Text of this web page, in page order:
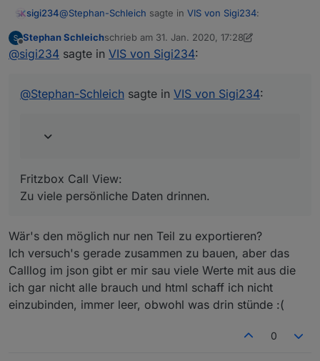
VIEW_Heizung_1_sigi234.txt
View_Hue_Sigi234.txt
sigi234@Stephan-Schleich sagte in VIS von Sigi234:
Ich hätte noch Interesse an deiner Fritzbox Call
Screenshots sehe
Zu viele persönliche Daten drinnen.
Offline
Stephan Schleichschrieb am 31. Jan. 2020, 17:28
zuletzt editiert von Stephan Schleich
@sigi234 sagte in VIS von Sigi234:
@Stephan-Schleich sagte in VIS von Sigi234:
Fritzbox Call View:
Zu viele persönliche Daten drinnen.
Wär's den möglich nur nen Teil zu exportieren?
Ich versuch's gerade zusammen zu bauen, aber das
Calllog im json gibt er mir sau viele Werte mit aus die
ich gar nicht alle brauch und html schaff ich nicht
einzubinden, immer leer, obwohl was drin stünde :(
0